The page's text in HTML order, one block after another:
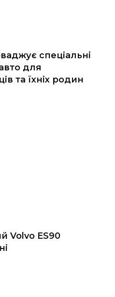
спеціальні
для
та їхніх родин
Volvo ES90